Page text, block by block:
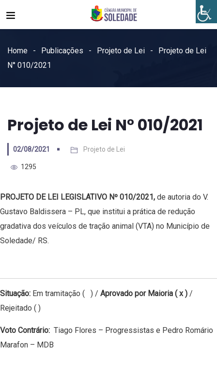
Home Publicações Projeto de Lei
Projeto de Lei
N° 010/2021
Projeto de Lei N° 010/2021
02/08/2021 Projeto de Lei
1295
PROJETO DE LEI LEGISLATIVO Nº 010/2021, de autoria do V.
Gustavo Baldissera – PL, que institui a prática de redução
gradativa dos veículos de tração animal (VTA) no Município de
Soledade/ RS.
Situação: Em tramitação ( ) / Aprovado por Maioria ( x ) /
Rejeitado ( )
Voto Contrário: Tiago Flores – Progressistas e Pedro Romário
Marafon – MDB